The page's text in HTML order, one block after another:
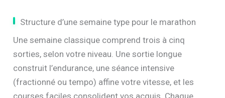
Structure d’une semaine type pour le marathon
Une semaine classique comprend trois à cinq
sorties, selon votre niveau. Une sortie longue
construit l’endurance, une séance intensive
(fractionné ou tempo) affine votre vitesse, et les
courses faciles consolident vos acquis. Chaque